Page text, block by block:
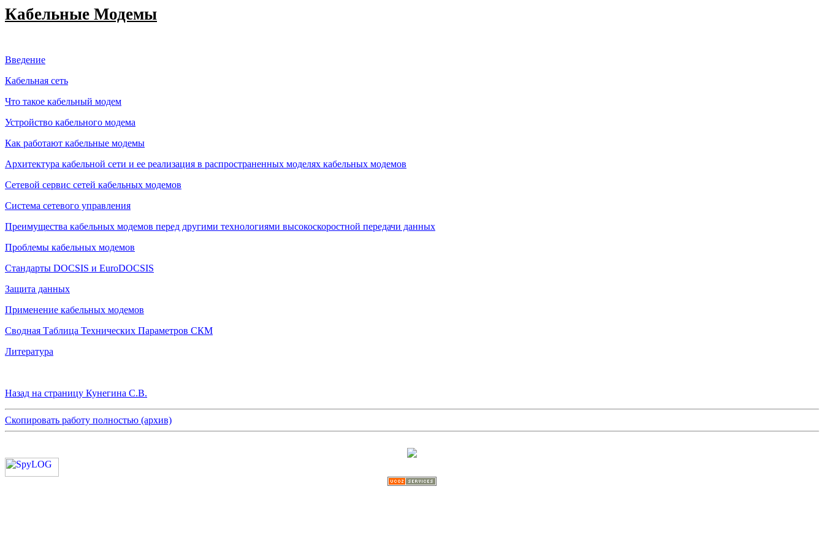
Кабельные Модемы
Введение
Кабельная сеть
Что такое кабельный модем
Устройство кабельного модема
Как работают кабельные модемы
Архитектура кабельной сети и ее реализация в распространенных моделях кабельных модемов
Сетевой сервис сетей кабельных модемов
Система сетевого управления
Преимущества кабельных модемов перед другими технологиями высокоскоростной передачи данных
Проблемы кабельных модемов
Стандарты DOCSIS и EuroDOCSIS
Защита данных
Применение кабельных модемов
Сводная Таблица Технических Параметров СКМ
Литература
Назад на страницу Кунегина С.В.
Скопировать работу полностью (архив)